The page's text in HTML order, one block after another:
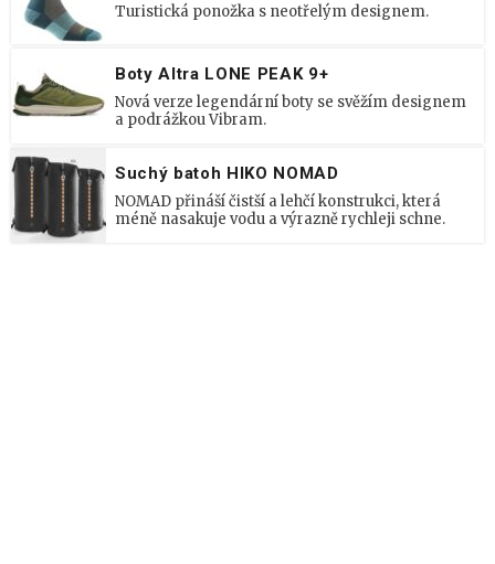
Turistická ponožka s neotřelým designem.
Boty Altra LONE PEAK 9+
Nová verze legendární boty se svěžím designem
a podrážkou Vibram.
Suchý batoh HIKO NOMAD
NOMAD přináší čistší a lehčí konstrukci, která
méně nasakuje vodu a výrazně rychleji schne.